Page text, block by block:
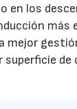
en los
más
mejor
superficie